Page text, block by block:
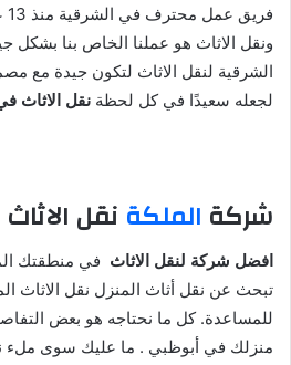
ونقل الاثاث هو عملنا الخاص بنا بشكل
الشرقية لنقل الاثاث لتكون جيدة مع
لجعله سعيدًا في كل لحظة نقل الاثاث
شركة الملكة نقل
افضل شركة لنقل الاثاث في منطقتك
تبحث عن نقل أثاث المنزل نقل الاثاث
للمساعدة. كل ما نحتاجه هو بعض
منزلك في أبوظبي . ما عليك سوى ملء